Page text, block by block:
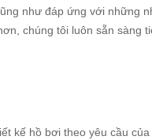
như đáp ứng với những
chúng tôi luôn sẵn sàng
kế hồ bơi theo yêu cầu của